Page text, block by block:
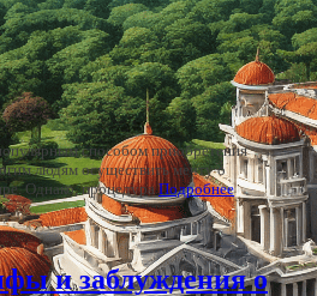
способом приобретения
людям осуществить мечту о
Однако, процедураПодробнее
и заблуждения о